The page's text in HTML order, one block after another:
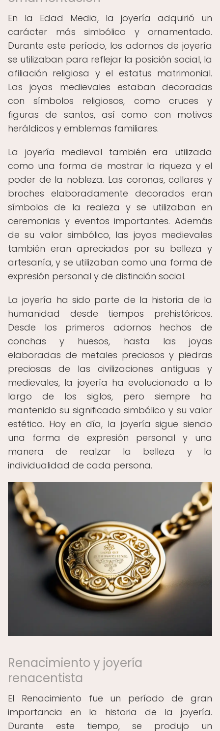
En la Edad Media, la joyería adquirió un
carácter más simbólico y ornamentado.
Durante este período, los adornos de joyería
se utilizaban para reflejar la posición social, la
afiliación religiosa y el estatus matrimonial.
Las joyas medievales estaban decoradas
con símbolos religiosos, como cruces y
figuras de santos, así como con motivos
heráldicos y emblemas familiares.
La joyería medieval también era utilizada
como una forma de mostrar la riqueza y el
poder de la nobleza. Las coronas, collares y
broches elaboradamente decorados eran
símbolos de la realeza y se utilizaban en
ceremonias y eventos importantes. Además
de su valor simbólico, las joyas medievales
también eran apreciadas por su belleza y
artesanía, y se utilizaban como una forma de
expresión personal y de distinción social.
La joyería ha sido parte de la historia de la
humanidad desde tiempos prehistóricos.
Desde los primeros adornos hechos de
conchas y huesos, hasta las joyas
elaboradas de metales preciosos y piedras
preciosas de las civilizaciones antiguas y
medievales, la joyería ha evolucionado a lo
largo de los siglos, pero siempre ha
mantenido su significado simbólico y su valor
estético. Hoy en día, la joyería sigue siendo
una forma de expresión personal y una
manera de realzar la belleza y la
individualidad de cada persona.
Renacimiento y joyería
renacentista
El Renacimiento fue un período de gran
importancia en la historia de la joyería.
Durante este tiempo, se produjo un